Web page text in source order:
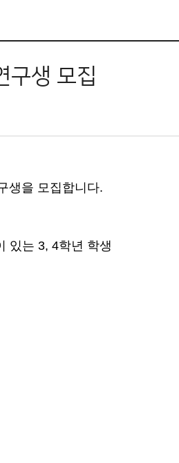
구생 모집
생을 모집합니다.
있는 3, 4학년 학생